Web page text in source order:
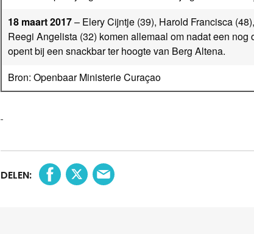
18 maart 2017– Elery Cijntje (39), Harold Francisca
Reegi Angelista (32) komen allemaal om nadat een nog
opent bij een snackbar ter hoogte van Berg Altena.
Bron: Openbaar Ministerie Curaçao
DELEN: